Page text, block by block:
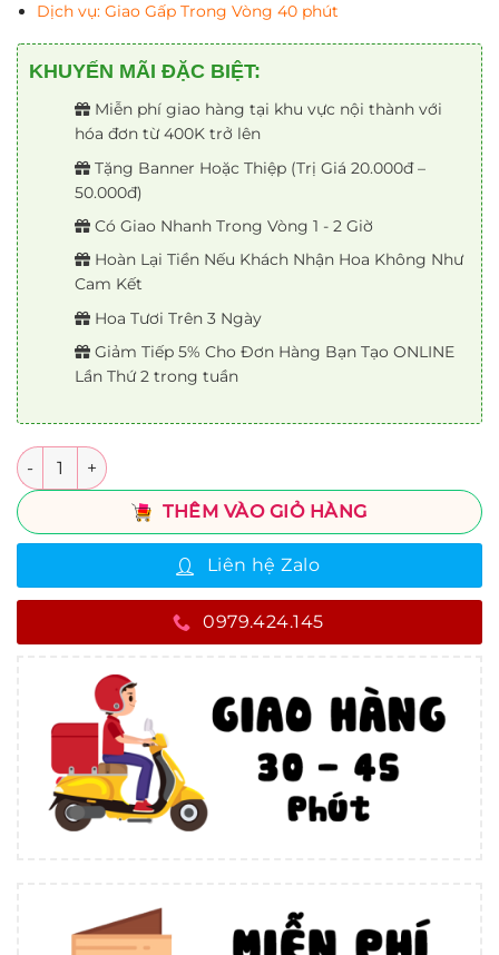
Dịch vụ: Giao Gấp Trong Vòng 40 phút
KHUYẾN MÃI ĐẶC BIỆT:
Miễn phí giao hàng tại khu vực nội thành với
hóa đơn từ 400K trở lên
Tặng Banner Hoặc Thiệp (Trị Giá 20.000đ –
50.000đ)
Có Giao Nhanh Trong Vòng 1 - 2 Giờ
Hoàn Lại Tiền Nếu Khách Nhận Hoa Không Như
Cam Kết
Hoa Tươi Trên 3 Ngày
Giảm Tiếp 5% Cho Đơn Hàng Bạn Tạo ONLINE
Lần Thứ 2 trong tuần
Số lượng
THÊM VÀO GIỎ HÀNG
Liên hệ Zalo
0979.424.145